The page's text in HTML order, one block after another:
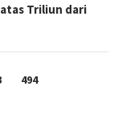
Triliun dari
494